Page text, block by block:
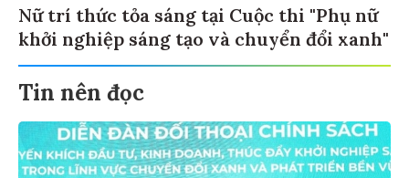
Nữ trí thức tỏa sáng tại Cuộc thi "Phụ nữ
khởi nghiệp sáng tạo và chuyển đổi xanh"
Tin nên đọc